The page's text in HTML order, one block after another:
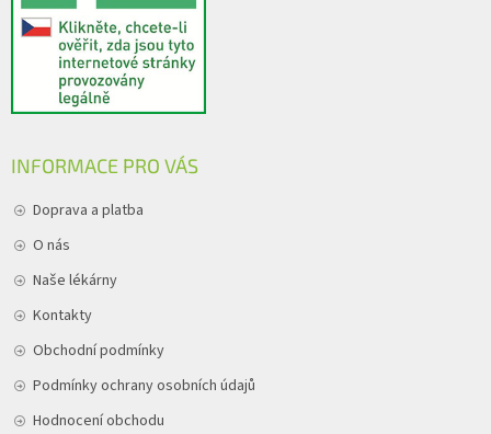
INFORMACE PRO VÁS
Doprava a platba
O nás
Naše lékárny
Kontakty
Obchodní podmínky
Podmínky ochrany osobních údajů
Hodnocení obchodu